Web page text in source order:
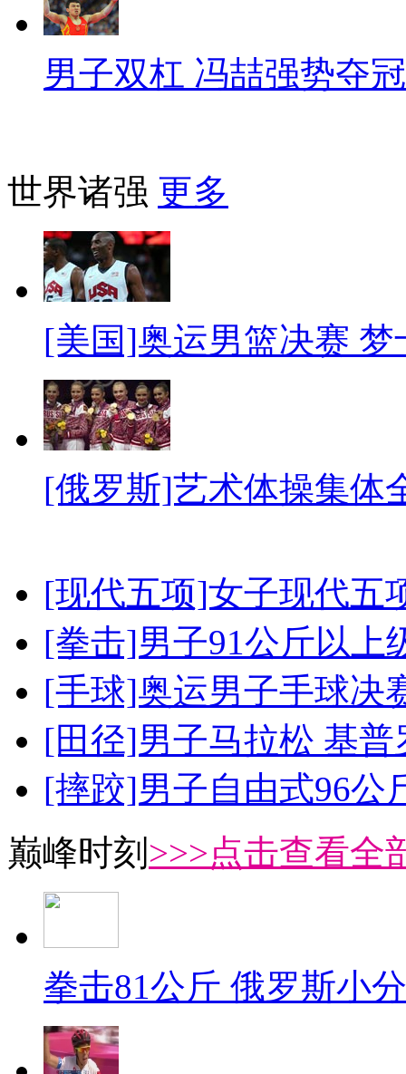
男子双杠 冯喆强势夺冠
世界诸强 更多
[美国]奥运男篮决赛
[俄罗斯]艺术体操集体
[现代五项]女子现代五
[拳击]男子91公斤以上
[手球]奥运男子手球决
[田径]男子马拉松 基
[摔跤]男子自由式96公
巅峰时刻 >>>点击查看全
拳击81公斤 俄罗斯小